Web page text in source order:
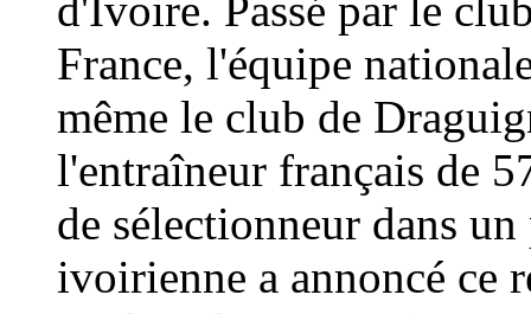
France, l'équipe
même le club de
l'entraîneur français de
de sélectionneur dans
ivoirienne a annoncé ce